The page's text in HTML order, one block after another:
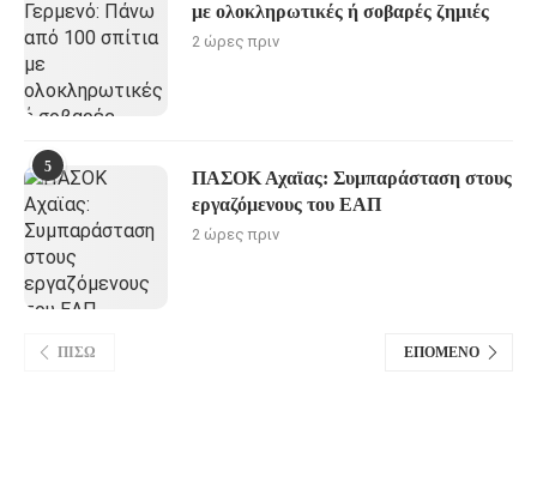
με ολοκληρωτικές ή σοβαρές ζημιές
2 ώρες πριν
5
ΠΑΣΟΚ Αχαϊας: Συμπαράσταση στους
εργαζόμενους του ΕΑΠ
2 ώρες πριν
ΠΊΣΩ ΕΠΌΜΕΝΟ